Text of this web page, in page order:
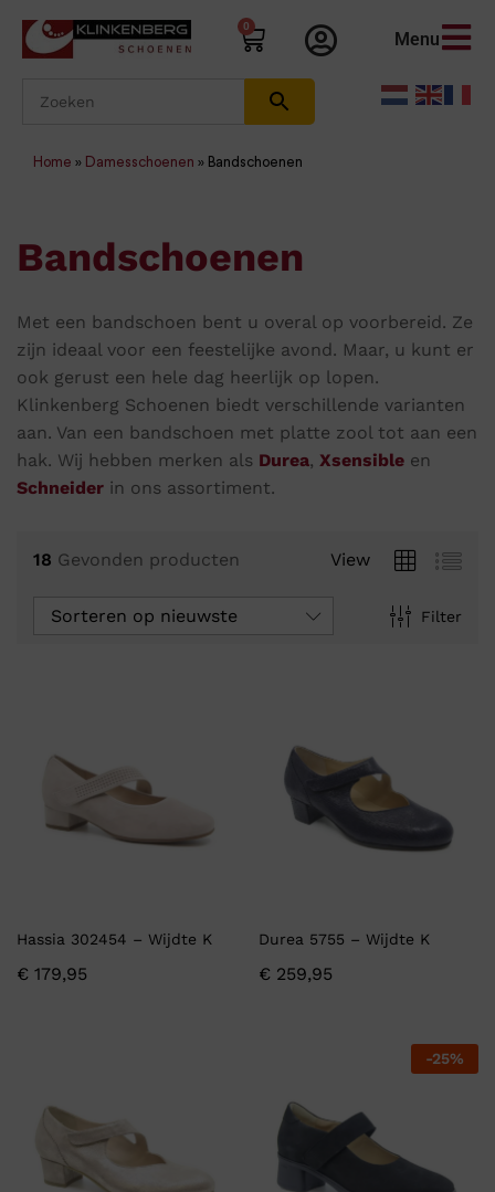
0
Menu
Home » Damesschoenen » Bandschoenen
Bandschoenen
Met een bandschoen bent u overal op voorbereid. Ze
zijn ideaal voor een feestelijke avond. Maar, u kunt er
ook gerust een hele dag heerlijk op lopen.
Klinkenberg Schoenen biedt verschillende varianten
aan. Van een bandschoen met platte zool tot aan een
hak. Wij hebben merken als Durea, Xsensible en
Schneider in ons assortiment.
18 Gevonden producten View
Filter
Sorteren op nieuwste
Hassia 302454 – Wijdte K
€ 179,95
Durea 5755 – Wijdte K
€ 259,95
-25%